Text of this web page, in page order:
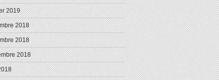
2019
2018
2018
2018